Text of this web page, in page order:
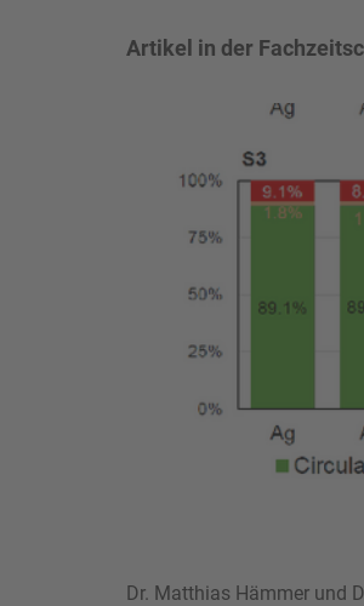
Artikel in der
Bild in Lightbox zeigen
Dr. Matthias Hämmer und